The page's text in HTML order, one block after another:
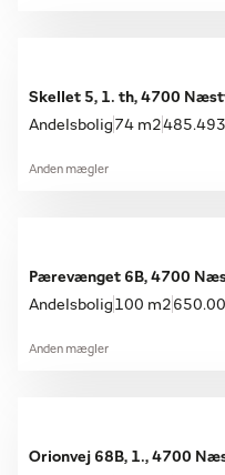
Skellet 5, 1. th, 4700
Andelsbolig 74 m2
Anden mægler
Pærevænget 6B, 4700
Andelsbolig 100 m2
Anden mægler
Orionvej 68B, 1., 4700